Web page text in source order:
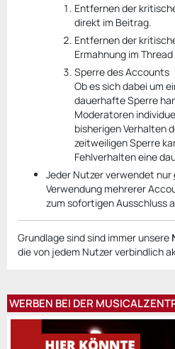
Entfernen der
direkt im Beitrag.
Entfernen der
Ermahnung im Thread
Sperre des Accounts
Ob es sich dabei um
dauerhafte Sperre
Moderatoren
bisherigen Verhalten
zeitweiligen Sperre
Fehlverhalten eine
Jeder Nutzer verwendet nur
Verwendung mehrerer
zum sofortigen Ausschluss
Grundlage sind sind immer unsere
die von jedem Nutzer verbindlich
WERBEN BEI DER